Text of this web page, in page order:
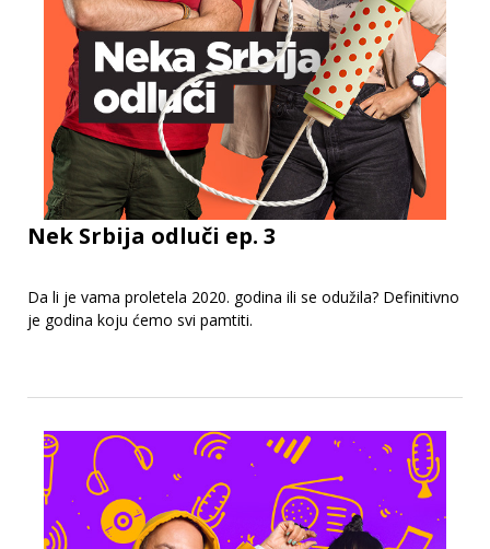
Nek Srbija odluči ep. 3
Da li je vama proletela 2020. godina ili se odužila? Definitivno
je godina koju ćemo svi pamtiti.